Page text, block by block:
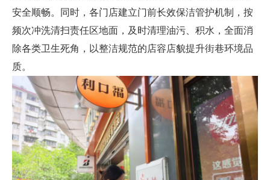
安全顺畅。同时，各门店建立门前长效保洁管护机制，按
频次冲洗清扫责任区地面，及时清理油污、积水，全面消
除各类卫生死角，以整洁规范的店容店貌提升街巷环境品
质。